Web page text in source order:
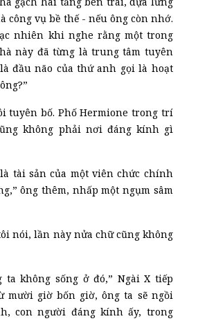
công vụ bề thế - nếu ông còn nhớ.
nhiên khi nghe rằng một trong
này đã từng là trung tâm tuyên
đầu não của thứ anh gọi là hoạt
tuyên bố. Phố Hermione trong trí
không phải nơi đáng kính gì
tài sản của một viên chức chính
ông thêm, nhấp một ngụm sâm
nói, lần này nửa chữ cũng không
ta không sống ở đó,” Ngài X tiếp
mười giờ bốn giờ, ông ta sẽ ngồi
con người đáng kính ấy, trong